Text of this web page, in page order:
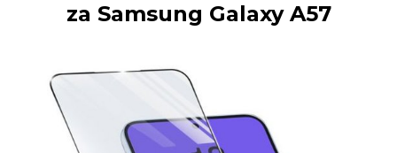
za Samsung Galaxy A57